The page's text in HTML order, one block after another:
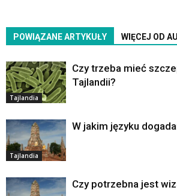
POWIĄZANE ARTYKUŁY WIĘCEJ OD
Tajlandia
Czy trzeba mieć
Tajlandii?
Tajlandia
W jakim języku
Czy potrzebna jest